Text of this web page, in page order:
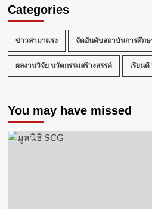
Categories
ข่าวล่ามาแรง จัดอันดับสถาบันการศึกษ
ผลงานวิจัย นวัตกรรมสร้างสรรค์ เรียนดี
You may have missed